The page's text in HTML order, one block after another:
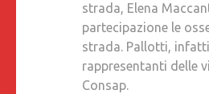
strada, Elena
partecipazione le
strada. Pallotti,
rappresentanti delle
Consap.